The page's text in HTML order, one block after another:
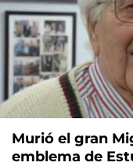
Murió el gran
emblema de